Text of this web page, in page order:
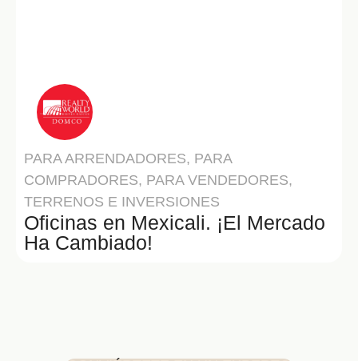
PARA ARRENDADORES, PARA
COMPRADORES, PARA VENDEDORES,
TERRENOS E INVERSIONES
Oficinas en Mexicali. ¡El Mercado
Ha Cambiado!